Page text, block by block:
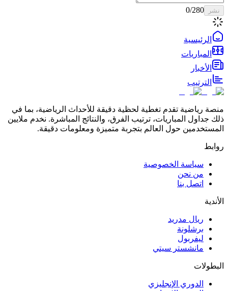
نشر 0/280
الرئيسية
المباريات
الأخبار
الترتيب
منصة رياضية تقدم تغطية لحظية دقيقة للأحداث الرياضية، بما في
ذلك جداول المباريات، ترتيب الفرق، والنتائج المباشرة. نخدم ملايين
المستخدمين حول العالم بتجربة متميزة ومعلومات دقيقة.
روابط
سياسة الخصوصية
من نحن
اتصل بنا
الأندية
ريال مدريد
برشلونة
ليفربول
مانشستر سيتي
البطولات
الدوري الإنجليزي